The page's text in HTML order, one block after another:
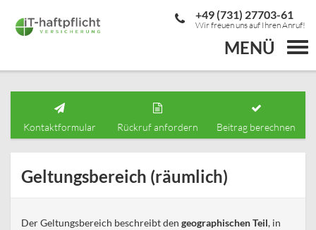
MENÜ
+49 (731) 27703-61
Wir freuen uns auf Ihren Anruf!
Kontaktformular Rückruf anfordern Beitrag berechnen
Geltungsbereich (räumlich)
Der Geltungsbereich beschreibt den geographischen Teil, in